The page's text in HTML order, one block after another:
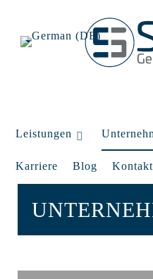
Leistungen
Karriere Blog Kontakt